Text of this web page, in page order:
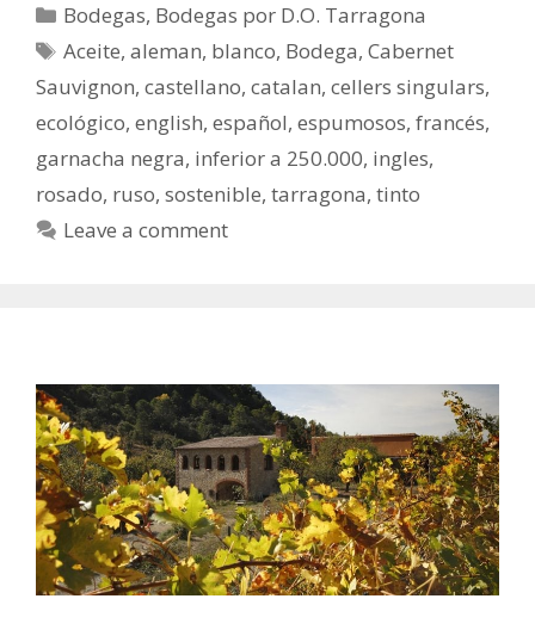
Bodegas, Bodegas por D.O. Tarragona
Aceite,aleman, blanco, Bodega,Cabernet
Sauvignon, castellano, catalan, cellers singulars,
ecológico, english, español, espumosos, francés,
garnacha negra, inferior a 250.000, ingles,
rosado, ruso, sostenible, tarragona, tinto
Leave a comment